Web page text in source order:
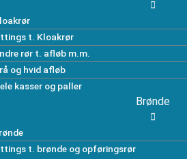
t. Kloakrør
rør t. afløb m.m.
og hvid afløb
kasser og paller
Brønde
t. brønde og opføringsrør